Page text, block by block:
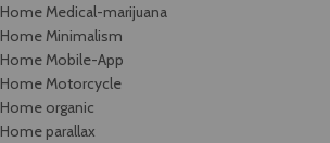
Home Medical-marijuana
Home Minimalism
Home Mobile-App
Home Motorcycle
Home organic
Home parallax